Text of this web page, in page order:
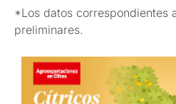
*Los datos correspondientes
preliminares.